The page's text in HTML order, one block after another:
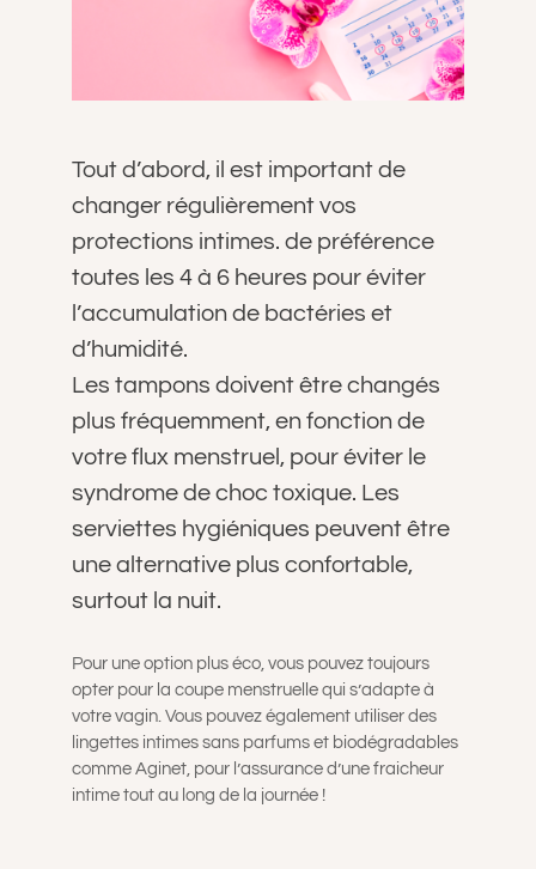
Tout d’abord, il est important de
changer régulièrement vos
protections intimes. de préférence
toutes les 4 à 6 heures pour éviter
l’accumulation de bactéries et
d’humidité.
Les tampons doivent être changés
plus fréquemment, en fonction de
votre flux menstruel, pour éviter le
syndrome de choc toxique. Les
serviettes hygiéniques peuvent être
une alternative plus confortable,
surtout la nuit.
Pour une option plus éco, vous pouvez toujours
opter pour la coupe menstruelle qui s’adapte à
votre vagin. Vous pouvez également utiliser des
lingettes intimes sans parfums et biodégradables
comme Aginet, pour l’assurance d’une fraicheur
intime tout au long de la journée !